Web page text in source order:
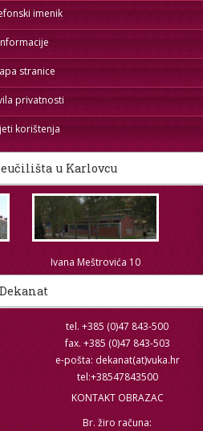
imenik
stranice
privatnosti
korištenja
u Karlovcu
Ivana Meštrovića 10
Dekanat
tel. +385 (0)47 843-500
fax. +385 (0)47 843-503
e-pošta: dekanat(at)vuka.hr
tel:+38547843500
KONTAKT OBRAZAC
Br. žiro računa: